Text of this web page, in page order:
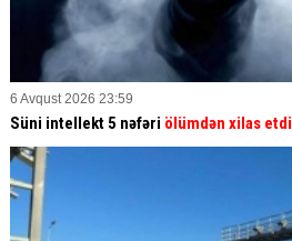
6 Avqust 2026 23:59
Süni intellekt 5 nəfəri ölümdən xilas etdi